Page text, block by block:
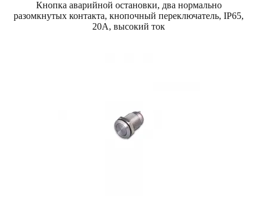
Кнопка аварийной остановки, два нормально
разомкнутых контакта, кнопочный переключатель, IP65,
20А, высокий ток